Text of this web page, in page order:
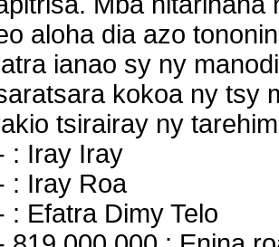
aloha dia azo
ianao sy ny
kokoa ny tsy
tsirairay ny
: Iray Iray
: Iray Roa
: Efatra Dimy Telo